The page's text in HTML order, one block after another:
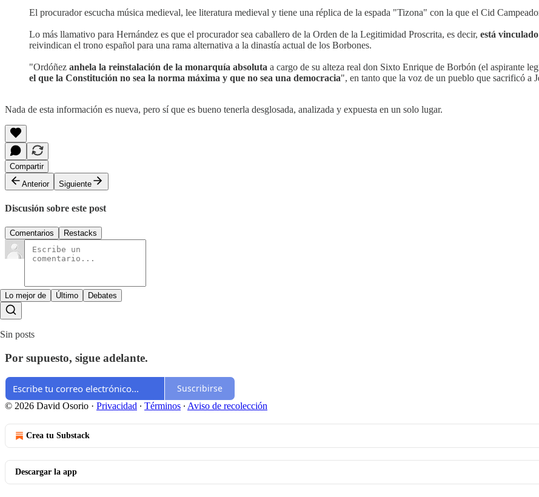
El procurador escucha música medieval, lee literatura medieval y tiene una réplica de la espada "Tizona" con la que el Cid
Lo más llamativo para Hernández es que el procurador sea caballero de la Orden de la Legitimidad Proscrita, es decir, está
reivindican el trono español para una rama alternativa a la dinastía actual de los Borbones.
"Ordóñez anhela la reinstalación de la monarquía absoluta a cargo de su alteza real don Sixto Enrique de Borbón (el aspirante
el que la Constitución no sea la norma máxima y que no sea una democracia", en tanto que la voz de un pueblo que sacrificó a
Nada de esta información es nueva, pero sí que es bueno tenerla desglosada, analizada y expuesta en un solo lugar.
Compartir
Anterior
Siguiente
Discusión sobre este post
Comentarios Restacks
Lo mejor de Último Debates
Sin posts
Por supuesto, sigue adelante.
Suscribirse
© 2026 David Osorio · Privacidad ∙ Términos ∙ Aviso de recolección
Crea tu Substack
Descargar la app